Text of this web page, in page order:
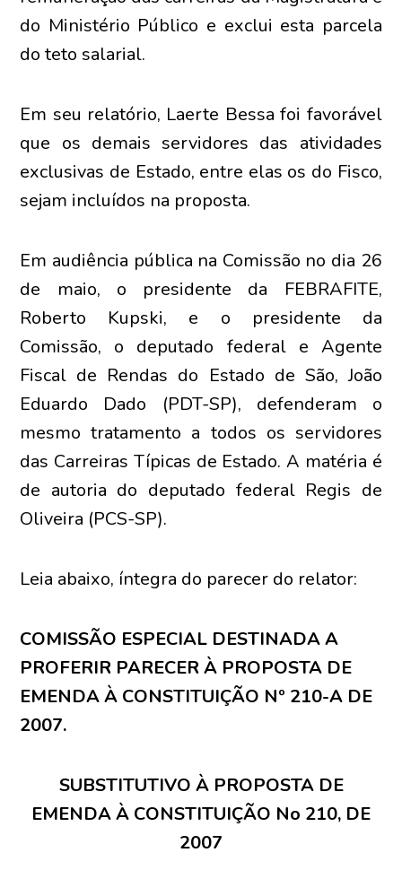
do Ministério Público e exclui esta parcela
do teto salarial.
Em seu relatório, Laerte Bessa foi favorável
que os demais servidores das atividades
exclusivas de Estado, entre elas os do Fisco,
sejam incluídos na proposta.
Em audiência pública na Comissão no dia 26
de maio, o presidente da FEBRAFITE,
Roberto Kupski, e o presidente da
Comissão, o deputado federal e Agente
Fiscal de Rendas do Estado de São, João
Eduardo Dado (PDT-SP), defenderam o
mesmo tratamento a todos os servidores
das Carreiras Típicas de Estado. A matéria é
de autoria do deputado federal Regis de
Oliveira (PCS-SP).
Leia abaixo, íntegra do parecer do relator:
COMISSÃO ESPECIAL DESTINADA A
PROFERIR PARECER À PROPOSTA DE
EMENDA À CONSTITUIÇÃO Nº 210-A DE
2007.
SUBSTITUTIVO À PROPOSTA DE
EMENDA À CONSTITUIÇÃO No 210, DE
2007